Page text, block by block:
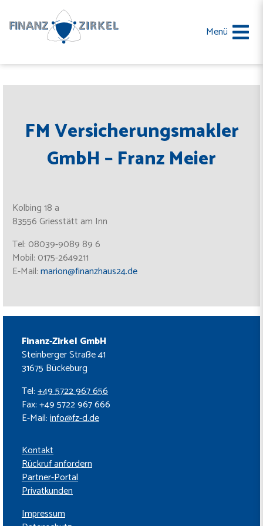
to
Menü
FM Versicherungsmakler
GmbH – Franz Meier
Kolbing 18 a
83556 Griesstätt am Inn
Tel: 08039-9089 89 6
Mobil: 0175-2649211
E-Mail:marion@finanzhaus24.de
Finanz-Zirkel GmbH
Steinberger Straße 41
31675 Bückeburg
Tel:+49 5722 967 656
Fax: +49 5722 967 666
E-Mail:info@fz-d.de
Kontakt
Rückruf anfordern
Partner-Portal
Privatkunden
Impressum